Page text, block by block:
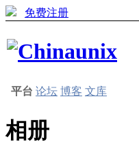
免费注册
平台 论坛 博客 文库
相册